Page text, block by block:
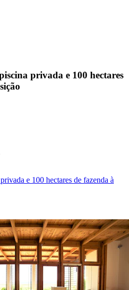
privada e 100 hectares
e 100 hectares de fazenda à